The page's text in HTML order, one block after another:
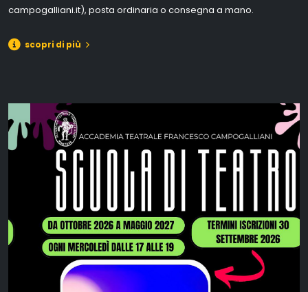
campogalliani.it), posta ordinaria o consegna a mano.
scopri di più